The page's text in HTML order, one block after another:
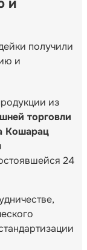
и
получили
и
из
торговли
Кошарац
24